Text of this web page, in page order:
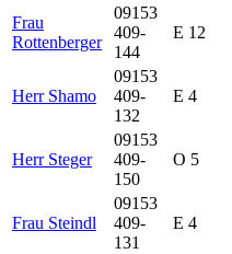
Frau
Rottenberger
09153
409-
144
E 12
Herr Shamo
09153
409-
132
E 4
Herr Steger
09153
409-
150
O 5
Frau Steindl
09153
409-
131
E 4